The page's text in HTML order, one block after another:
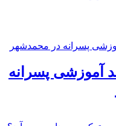
آموزشی پسرانه